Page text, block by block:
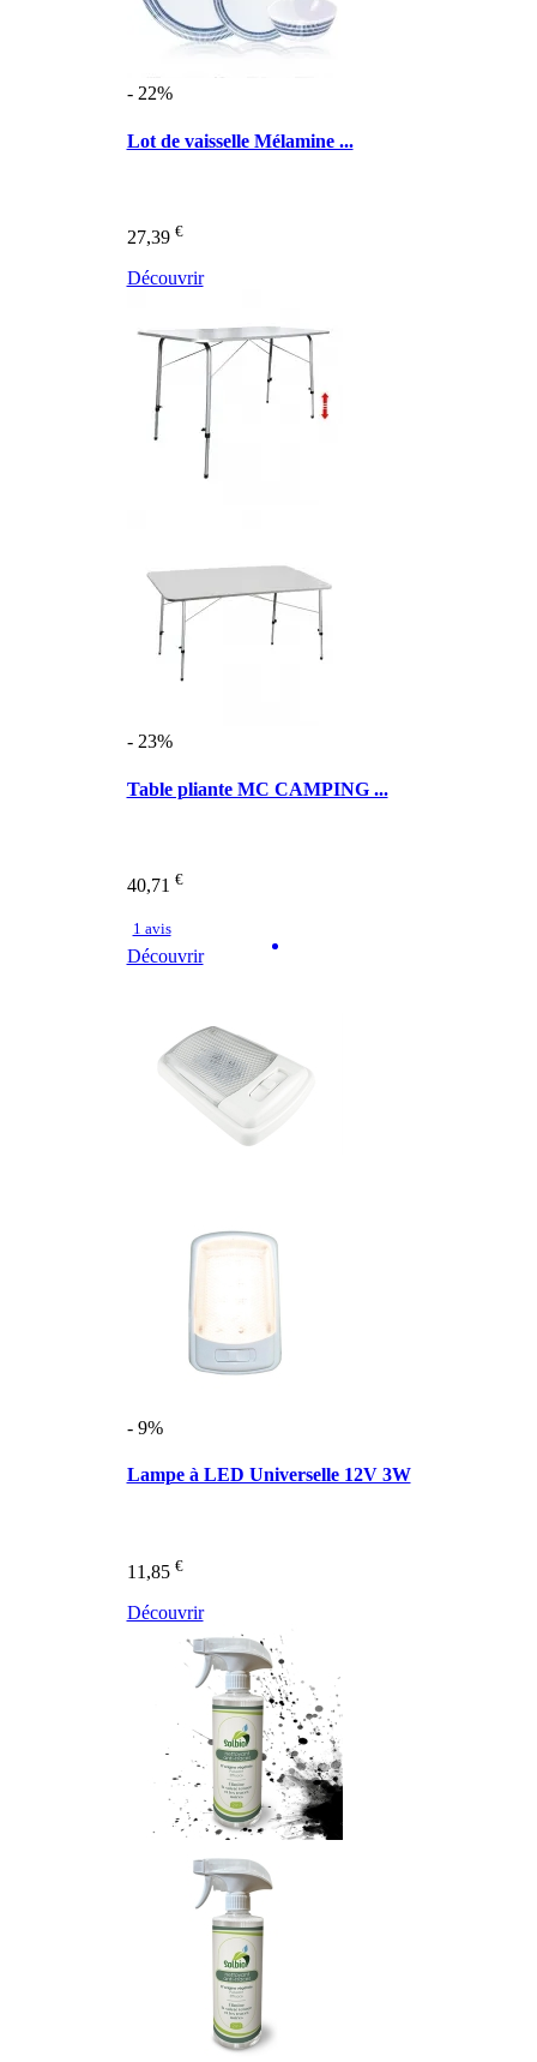
- 22%
Lot de vaisselle Mélamine ...
27,39 €
Découvrir
- 23%
Table pliante MC CAMPING ...
40,71 €
1 avis
Découvrir
- 9%
Lampe à LED Universelle 12V 3W
11,85 €
Découvrir